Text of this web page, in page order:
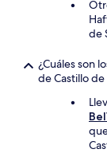
de
¿Cuáles son
de Castillo de